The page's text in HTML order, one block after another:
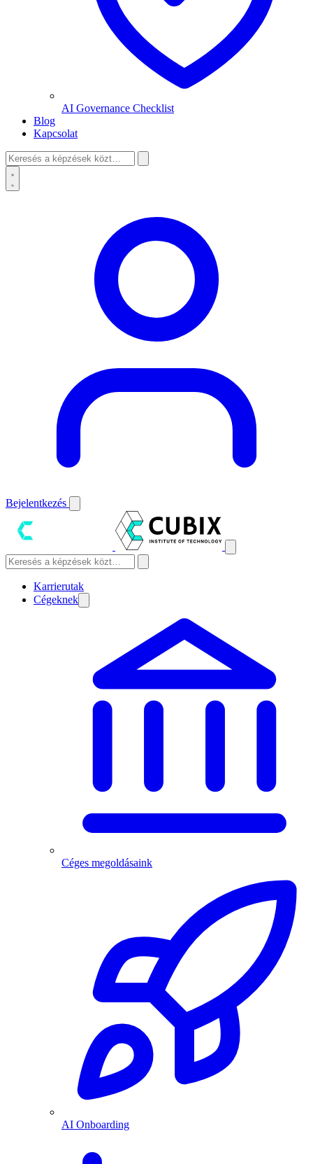
AI Governance Checklist
Blog
Kapcsolat
Bejelentkezés
Karrierutak
Cégeknek
Céges megoldásaink
AI Onboarding